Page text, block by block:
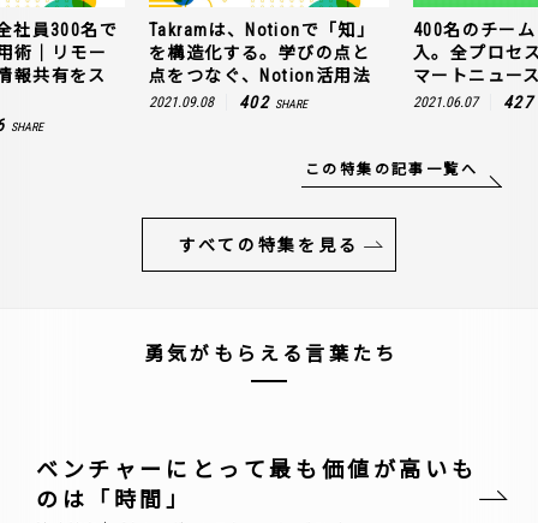
社員300名で
術｜リモー
報共有をス
SHARE
Takramは、Notionで「知」
を構造化する。学びの点と
点をつなぐ、Notion活用法
2021.09.08 402 SHARE
400名のチー
入。全プロセ
マートニュー
2021.06.07 427
この特集の記事一覧へ
すべての特集を見る
勇気がもらえる言葉たち
ベンチャーにとって最も価値が高いも
のは「時間」